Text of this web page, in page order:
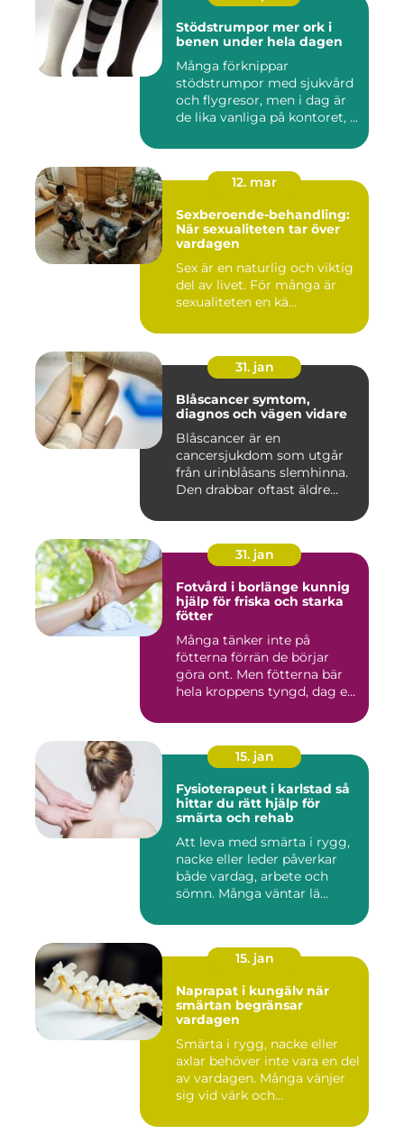
Stödstrumpor mer ork i
benen under hela dagen
Många förknippar
stödstrumpor med sjukvård
och flygresor, men i dag är
de lika vanliga på kontoret, ...
12. mar
Sexberoende-behandling:
När sexualiteten tar över
vardagen
Sex är en naturlig och viktig
del av livet. För många är
sexualiteten en kä...
31. jan
Blåscancer symtom,
diagnos och vägen vidare
Blåscancer är en
cancersjukdom som utgår
från urinblåsans slemhinna.
Den drabbar oftast äldre
31. jan
Fotvård i borlänge kunnig
hjälp för friska och starka
fötter
Många tänker inte på
fötterna förrän de börjar
göra ont. Men fötterna bär
hela kroppens tyngd, dag e...
15. jan
Fysioterapeut i karlstad så
hittar du rätt hjälp för
smärta och rehab
Att leva med smärta i rygg,
nacke eller leder påverkar
både vardag, arbete och
sömn. Många väntar lä...
15. jan
Naprapat i kungälv när
smärtan begränsar
vardagen
Smärta i rygg, nacke eller
axlar behöver inte vara en del
av vardagen. Många vänjer
sig vid värk och...